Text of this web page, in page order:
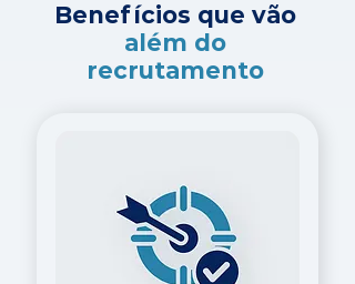
Benefícios que vão
além do
recrutamento